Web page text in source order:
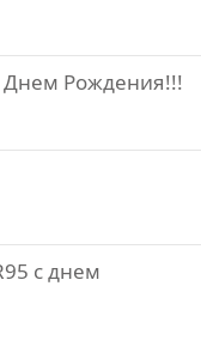
Днем Рождения!!!
с днем